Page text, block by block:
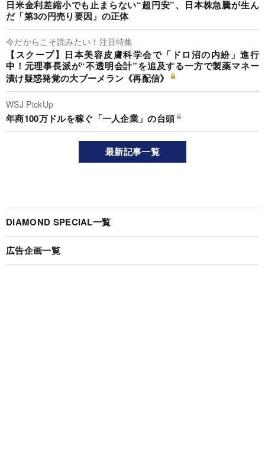
日米金利差縮小でも止まらない“超円安”、日本株急騰が生ん
だ「第3の円売り要因」の正体
今だからこそ読みたい！注目特集
【スクープ】日本美容皮膚科学会で「ドロ沼の内紛」進行
中！元理事長派が“不透明会計”を追及する一方で製薬マネー
漬け疑惑発覚の大ブーメラン《再配信》
WSJ PickUp
年商100万ドルを稼ぐ「一人企業」の台頭
最新記事一覧
DIAMOND SPECIAL一覧
広告企画一覧